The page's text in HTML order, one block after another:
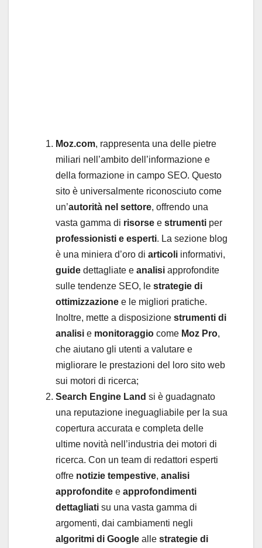
Moz.com, rappresenta una delle pietre
miliari nell’ambito dell’informazione e
della formazione in campo SEO. Questo
sito è universalmente riconosciuto come
un’autorità nel settore, offrendo una
vasta gamma di risorse e strumenti per
professionisti e esperti. La sezione blog
è una miniera d’oro di articoli informativi,
guide dettagliate e analisi approfondite
sulle tendenze SEO, le strategie di
ottimizzazione e le migliori pratiche.
Inoltre, mette a disposizione strumenti di
analisi e monitoraggio come Moz Pro,
che aiutano gli utenti a valutare e
migliorare le prestazioni del loro sito web
sui motori di ricerca;
Search Engine Land si è guadagnato
una reputazione ineguagliabile per la sua
copertura accurata e completa delle
ultime novità nell’industria dei motori di
ricerca. Con un team di redattori esperti
offre notizie tempestive, analisi
approfondite e approfondimenti
dettagliati su una vasta gamma di
argomenti, dai cambiamenti negli
algoritmi di Google alle strategie di